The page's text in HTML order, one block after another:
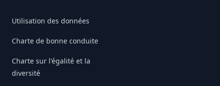
Utilisation des données
Charte de bonne conduite
Charte sur l'égalité et la
diversité